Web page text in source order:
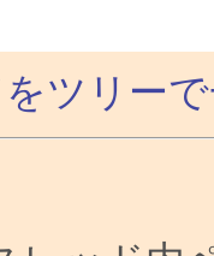
ツリー